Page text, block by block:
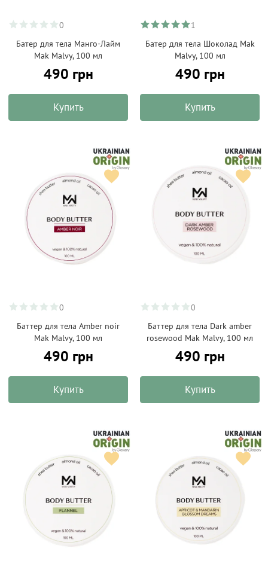
0
Батер для тела Манго-Лайм
Mak Malvy, 100 мл
490 грн
Купить
1
Батер для тела Шоколад Mak
Malvy, 100 мл
490 грн
Купить
0
Баттер для тела Amber noir
Mak Malvy, 100 мл
490 грн
Купить
0
Баттер для тела Dark amber
rosewood Mak Malvy, 100 мл
490 грн
Купить